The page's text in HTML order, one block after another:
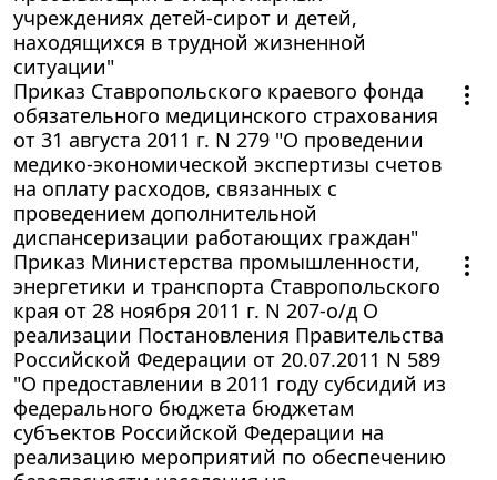
учреждениях детей-сирот и детей,
находящихся в трудной жизненной
ситуации"
Приказ Ставропольского краевого фонда
обязательного медицинского страхования
от 31 августа 2011 г. N 279 "О проведении
медико-экономической экспертизы счетов
на оплату расходов, связанных с
проведением дополнительной
диспансеризации работающих граждан"
Приказ Министерства промышленности,
энергетики и транспорта Ставропольского
края от 28 ноября 2011 г. N 207-о/д О
реализации Постановления Правительства
Российской Федерации от 20.07.2011 N 589
"О предоставлении в 2011 году субсидий из
федерального бюджета бюджетам
субъектов Российской Федерации на
реализацию мероприятий по обеспечению